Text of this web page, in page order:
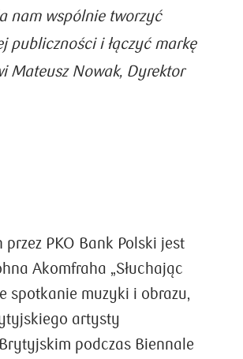
nam wspólnie tworzyć
publiczności i łączyć markę
Mateusz Nowak, Dyrektor
PKO Bank Polski jest
Akomfraha „Słuchając
spotkanie muzyki i obrazu,
artysty
podczas Biennale